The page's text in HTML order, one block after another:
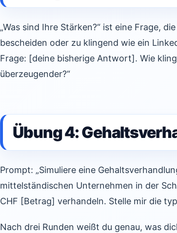
„Was sind Ihre Stärken?“ ist eine Frage,
bescheiden oder zu klingend wie ein
Frage: [deine bisherige Antwort]. Wie
überzeugender?“
Übung 4:
Prompt: „Simuliere eine
mittelständischen Unternehmen in der
CHF [Betrag] verhandeln. Stelle mir die
Nach drei Runden weißt du genau, was